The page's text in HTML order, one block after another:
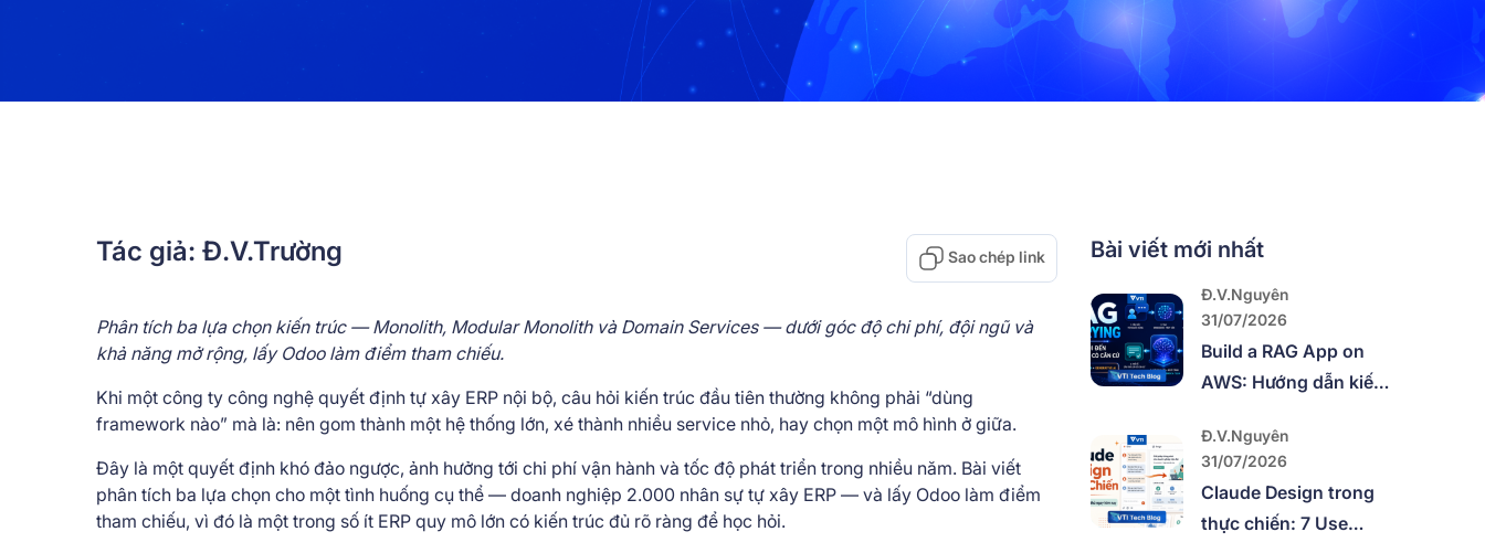
Tác giả: Đ.V.Trường Sao chép link
Phân tích ba lựa chọn kiến trúc — Monolith, Modular Monolith và Domain Services — dưới góc độ chi phí, đội ngũ và
khả năng mở rộng, lấy Odoo làm điểm tham chiếu.
Khi một công ty công nghệ quyết định tự xây ERP nội bộ, câu hỏi kiến trúc đầu tiên thường không phải “dùng
framework nào” mà là: nên gom thành một hệ thống lớn, xé thành nhiều service nhỏ, hay chọn một mô hình ở giữa.
Đây là một quyết định khó đảo ngược, ảnh hưởng tới chi phí vận hành và tốc độ phát triển trong nhiều năm. Bài viết
phân tích ba lựa chọn cho một tình huống cụ thể — doanh nghiệp 2.000 nhân sự tự xây ERP — và lấy Odoo làm điểm
tham chiếu, vì đó là một trong số ít ERP quy mô lớn có kiến trúc đủ rõ ràng để học hỏi.
Bài viết mới nhất
Đ.V.Nguyên
31/07/2026
Build a RAG App on
AWS: Hướng dẫn kiến
Querying
Đ.V.Nguyên
31/07/2026
Claude Design trong
thực chiến: 7 Use